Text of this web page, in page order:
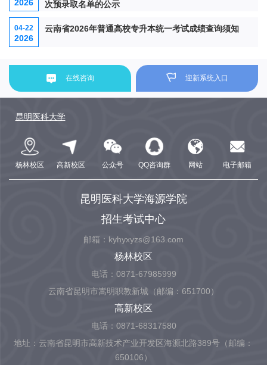
2026
次预录取名单的公示
04-22
2026
云南省2026年普通高校专升本统一考试成绩查询须知
在线咨询 迎新系统入口
昆明医科大学
杨林校区 高新校区 公众号 QQ咨询群 网站 电子邮箱
昆明医科大学海源学院
招生考试中心
邮箱：kyhyxyzs@163.com
杨林校区
电话：0871-67985999
云南省昆明市嵩明职教新城（邮编：651700）
高新校区
电话：0871-68317580
地址：云南省昆明市高新技术产业开发区海源北路389号（邮编：
650106）